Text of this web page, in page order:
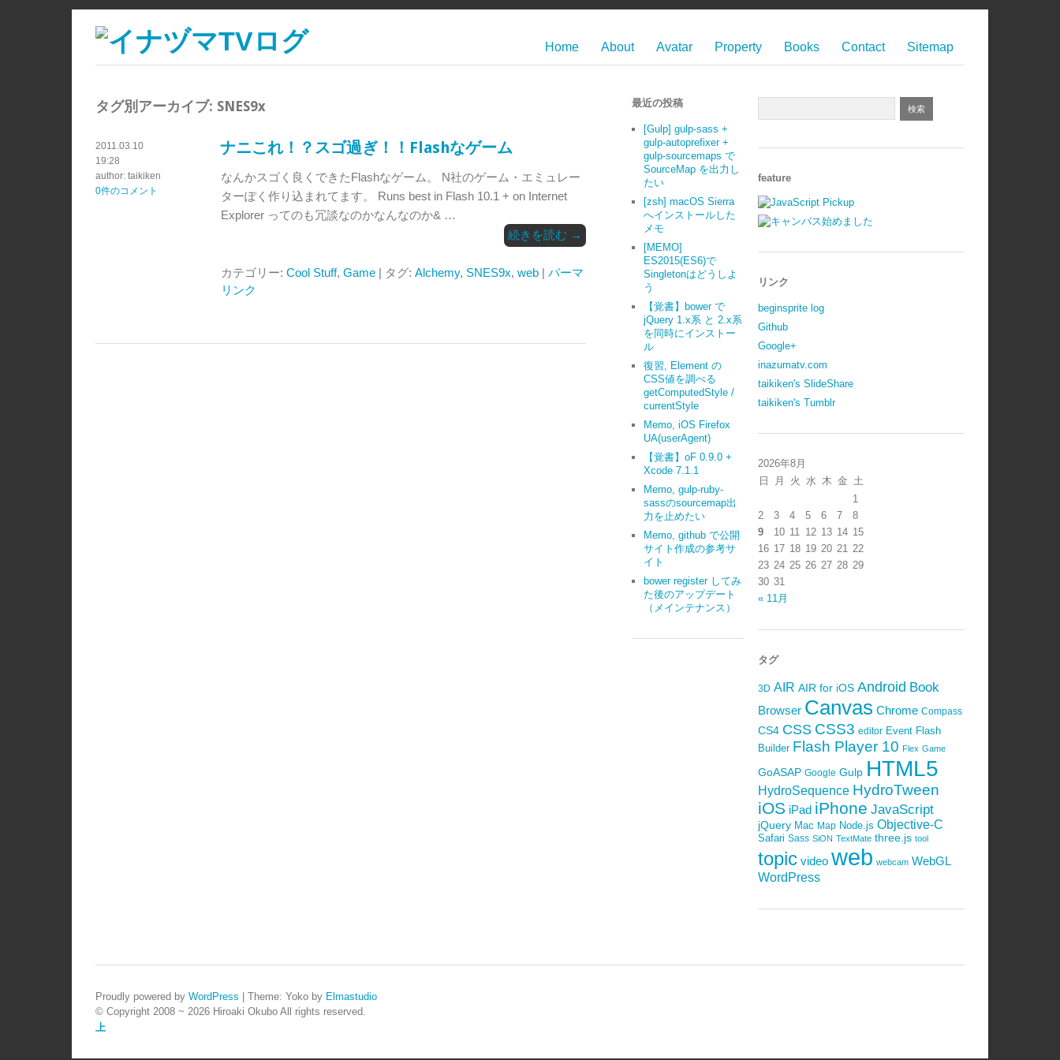
Home About Avatar Property Books Contact Sitemap
タグ別アーカイブ: SNES9x
2011.03.10
19:28
author: taikiken
0件のコメント
ナニこれ！？スゴ過ぎ！！Flashなゲーム
なんかスゴく良くできたFlashなゲーム。 N社のゲーム・エミュレー
ターぽく作り込まれてます。 Runs best in Flash 10.1 + on Internet
Explorer ってのも冗談なのかなんなのか& …
続きを読む →
カテゴリー: Cool Stuff, Game| タグ: Alchemy, SNES9x, web| パーマ
リンク
最近の投稿
[Gulp] gulp-sass +
gulp-autoprefixer +
gulp-sourcemaps で
SourceMap を出力し
たい
[zsh] macOS Sierra
へインストールした
メモ
[MEMO]
ES2015(ES6)で
Singletonはどうしよ
う
【覚書】bower で
jQuery 1.x系 と 2.x系
を同時にインストー
ル
復習, Element の
CSS値を調べる
getComputedStyle /
currentStyle
Memo, iOS Firefox
UA(userAgent)
【覚書】oF 0.9.0 +
Xcode 7.1.1
Memo, gulp-ruby-
sassのsourcemap出
力を止めたい
Memo, github で公開
サイト作成の参考サ
イト
bower register してみ
た後のアップデート
（メインテナンス）
feature
リンク
beginsprite log
Github
Google+
inazumatv.com
taikiken's SlideShare
taikiken's Tumblr
2026年8月
日
月 火 水 木 金 土
1
2
3 4 5 6 7
8
9
10 11 12 13 14 15
16 17 18 19 20 21 22
23 24 25 26 27 28 29
30 31
« 11月
タグ
3D AIR AIR for iOS Android Book
Browser Canvas Chrome Compass
CS4 CSS CSS3 editor Event Flash
Builder Flash Player 10 Flex Game
GoASAP Google Gulp HTML5
HydroSequence HydroTween
iOS iPad iPhone JavaScript
jQuery Mac Map Node.js Objective-C
Safari Sass SiON TextMate three.js tool
topic video web webcam WebGL
WordPress
Proudly powered by WordPress Theme: Yoko by Elmastudio
© Copyright 2008 ~ 2026 Hiroaki Okubo All rights reserved.
上